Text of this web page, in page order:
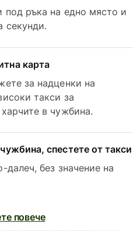
под ръка на едно място и
секунди.
карта
за надценки на
такси за
в чужбина.
спестете от такси
далеч, без значение на
повече